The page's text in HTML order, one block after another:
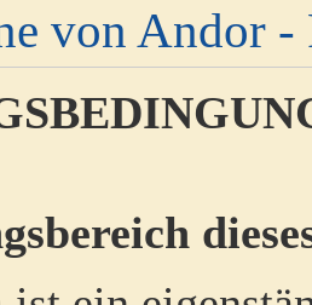
von Andor -